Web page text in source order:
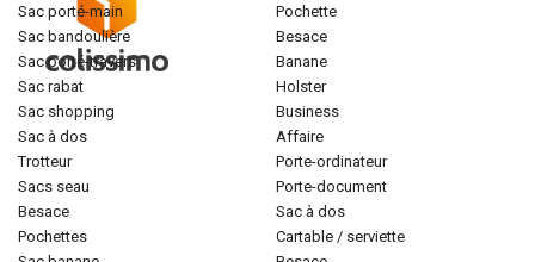
sac porté-main
sac bandoulière
sac porté-travers
sac rabat
sac shopping
sac à dos
trotteur
sacs seau
besace
pochettes
pochette
besace
banane
holster
business
affaire
porte-ordinateur
porte-document
sac à dos
cartable / serviette